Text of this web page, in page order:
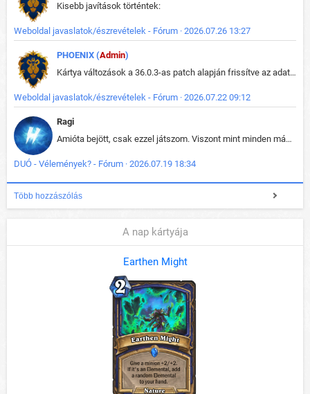
Kisebb javítások történtek:
Weboldal javaslatok/észrevételek - Fórum · 2026.07.26 13:27
PHOENIX (Admin)
Kártya változások a 36.0.3-as patch alapján frissítve az adatbázisban (képek is cserélve).
Weboldal javaslatok/észrevételek - Fórum · 2026.07.22 09:12
Ragi
Amióta bejött, csak ezzel játszom. Viszont mint minden más - akár az alapjáték is, ez is baromira összetett lett. Néha már pár kör után is esélytelen az egész. Vagy irreállisan túltápol valaki, vagy lelép a partner, vagy csak hülye mint a segg. És amikor eljönne az én időm, na akkor jön el mindenki másé is. Engem jobban érdekelne, hogy ki milyen ratingen szokott játszani. Na ez lenne egy érdekes adat.
DUÓ - Vélemények? - Fórum · 2026.07.19 18:34
Több hozzászólás
A nap kártyája
Earthen Might